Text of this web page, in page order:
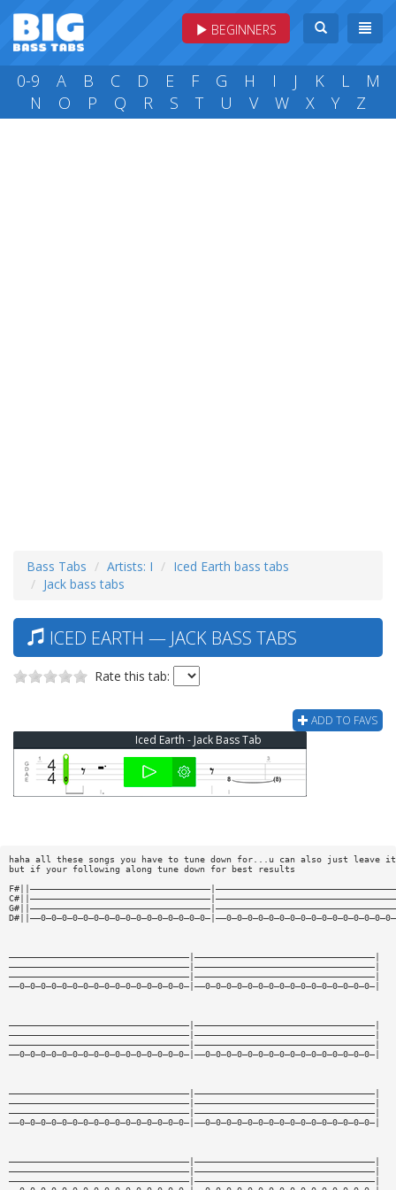
BEGINNERS
0-9 A B C D E F G H I J K L
M
N
O P Q R S T U V W X Y Z
Bass Tabs Artists: I
Iced Earth bass tabs
Jack bass tabs
ICED EARTH — JACK BASS TABS
Rate this tab:
ADD TO FAVS
Iced Earth - Jack Bass Tab
haha all these songs you have to tune down for...u can also just leave
but if your following along tune down for best results
——————————————————————————————————|——————————————————————————————————|
——————————————————————————————————|——————————————————————————————————|
——————————————————————————————————|——————————————————————————————————|
——0—0—0—0—0—0—0—0—0—0—0—0—0—0—0—0—|——0—0—0—0—0—0—0—0—0—0—0—0—0—0—0—0—|
——————————————————————————————————|——————————————————————————————————|
——————————————————————————————————|——————————————————————————————————|
——————————————————————————————————|——————————————————————————————————|
——0—0—0—0—0—0—0—0—0—0—0—0—0—0—0—0—|——0—0—0—0—0—0—0—0—0—0—0—0—0—0—0—0—|
——————————————————————————————————|——————————————————————————————————|
——————————————————————————————————|——————————————————————————————————|
——————————————————————————————————|——————————————————————————————————|
——0—0—0—0—0—0—0—0—0—0—0—0—0—0—0—0—|——0—0—0—0—0—0—0—0—0—0—0—0—0—0—0—0—|
——————————————————————————————————|——————————————————————————————————|
——————————————————————————————————|——————————————————————————————————|
——————————————————————————————————|——————————————————————————————————|